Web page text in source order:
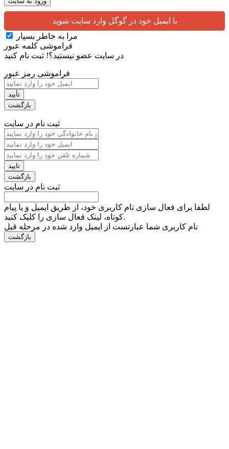
با ایمیل خود در گوگل وارد سایت شوید
مرا به خاطر بسپار
فراموشی کلمه عبور
در سایت عضو نیستید؟! ثبت نام کنید
فراموشی رمز عبور
ثبت نام در سایت
ثبت نام در سایت
لطفا برای فعال سازی نام کاربری خود، از طریق ایمیل و یا پیام
کوتاه، لینک فعال سازی را کلیک کنید.
نام کاربری شما عبارتست از ایمیل وارد شده در مرحله قبل